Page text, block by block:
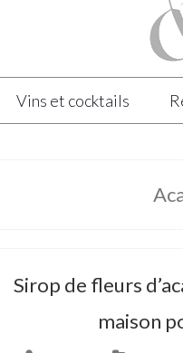
Vins et cocktails
Sirop de fleurs
maison